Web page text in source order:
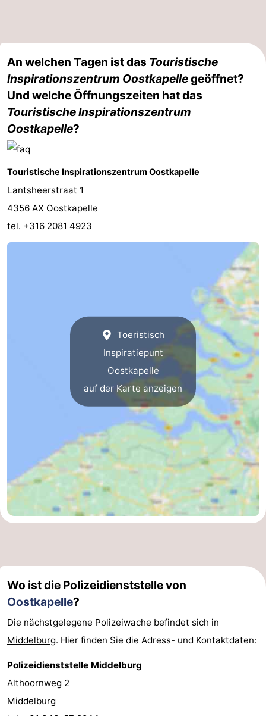
An welchen Tagen ist das Touristische
Inspirationszentrum Oostkapellegeöffnet?
Und welche Öffnungszeiten hat das
Touristische Inspirationszentrum
Oostkapelle?
Touristische Inspirationszentrum Oostkapelle
Lantsheerstraat 1
4356 AX Oostkapelle
tel. +316 2081 4923
Toeristisch
Inspiratiepunt
Oostkapelle
auf der Karte anzeigen
Wo ist die Polizeidienststelle von
Oostkapelle?
Die nächstgelegene Polizeiwache befindet sich in
Middelburg. Hier finden Sie die Adress- und Kontaktdaten:
Polizeidienststelle Middelburg
Althoornweg 2
Middelburg